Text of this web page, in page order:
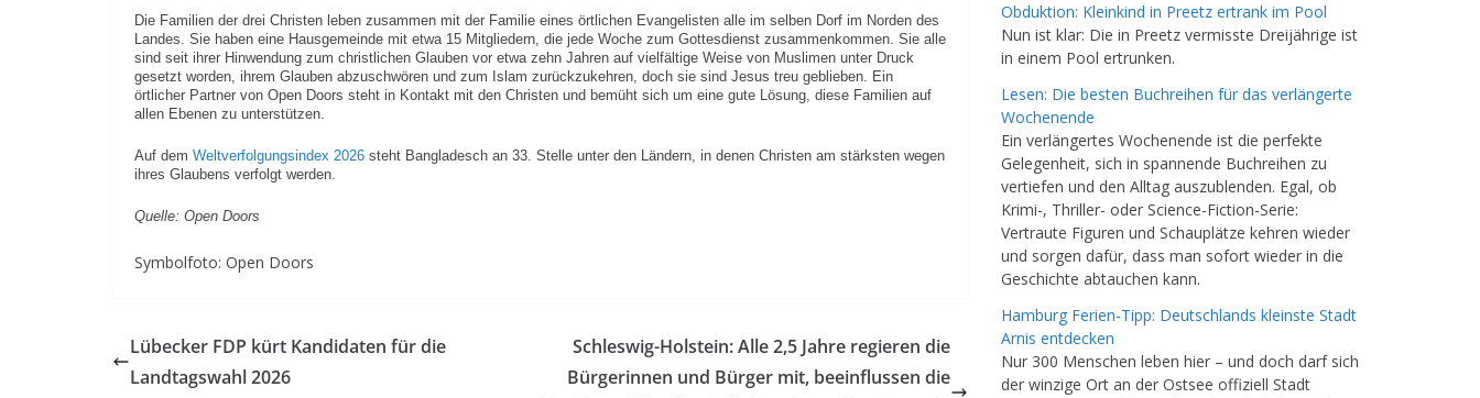
Die Familien der drei Christen leben zusammen mit der Familie eines örtlichen Evangelisten alle im selben Dorf im Norden des
Landes. Sie haben eine Hausgemeinde mit etwa 15 Mitgliedern, die jede Woche zum Gottesdienst zusammenkommen. Sie alle
sind seit ihrer Hinwendung zum christlichen Glauben vor etwa zehn Jahren auf vielfältige Weise von Muslimen unter Druck
gesetzt worden, ihrem Glauben abzuschwören und zum Islam zurückzukehren, doch sie sind Jesus treu geblieben. Ein
örtlicher Partner von Open Doors steht in Kontakt mit den Christen und bemüht sich um eine gute Lösung, diese Familien auf
allen Ebenen zu unterstützen.
Auf dem Weltverfolgungsindex 2026 steht Bangladesch an 33. Stelle unter den Ländern, in denen Christen am stärksten wegen
ihres Glaubens verfolgt werden.
Quelle: Open Doors
Symbolfoto: Open Doors
Lübecker FDP kürt Kandidaten für die
Landtagswahl 2026
Schleswig-Holstein: Alle 2,5 Jahre regieren die
Bürgerinnen und Bürger mit, beeinflussen die
Obduktion: Kleinkind in Preetz ertrank im Pool
Nun ist klar: Die in Preetz vermisste Dreijährige ist
in einem Pool ertrunken.
Lesen: Die besten Buchreihen für das verlängerte
Wochenende
Ein verlängertes Wochenende ist die perfekte
Gelegenheit, sich in spannende Buchreihen zu
vertiefen und den Alltag auszublenden. Egal, ob
Krimi-, Thriller- oder Science-Fiction-Serie:
Vertraute Figuren und Schauplätze kehren wieder
und sorgen dafür, dass man sofort wieder in die
Geschichte abtauchen kann.
Hamburg Ferien-Tipp: Deutschlands kleinste Stadt
Arnis entdecken
Nur 300 Menschen leben hier – und doch darf sich
der winzige Ort an der Ostsee offiziell Stadt